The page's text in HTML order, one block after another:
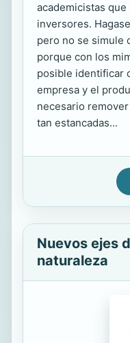
academicistas
inversores.
pero no se simule
porque con los
posible identificar
empresa y el
necesario
tan estancadas...
Nuevos ejes
naturaleza